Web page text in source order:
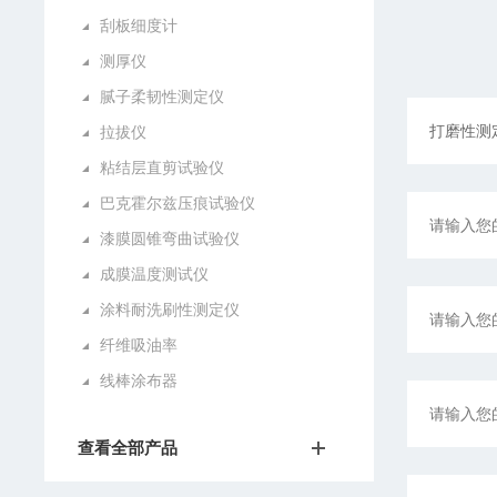
刮板细度计
测厚仪
腻子柔韧性测定仪
拉拔仪
粘结层直剪试验仪
巴克霍尔兹压痕试验仪
漆膜圆锥弯曲试验仪
成膜温度测试仪
涂料耐洗刷性测定仪
纤维吸油率
线棒涂布器
查看全部产品